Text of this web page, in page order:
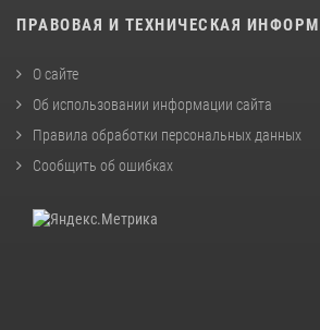
ПРАВОВАЯ И ТЕХНИЧЕСКАЯ
О сайте
Об использовании информации сайта
Правила обработки персональных данных
Сообщить об ошибках